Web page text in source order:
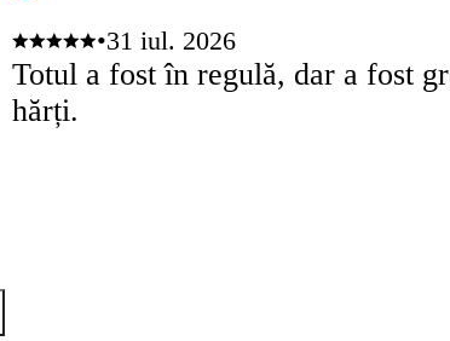
•31 iul. 2026
Totul a fost în regulă, dar a fost
hărți.